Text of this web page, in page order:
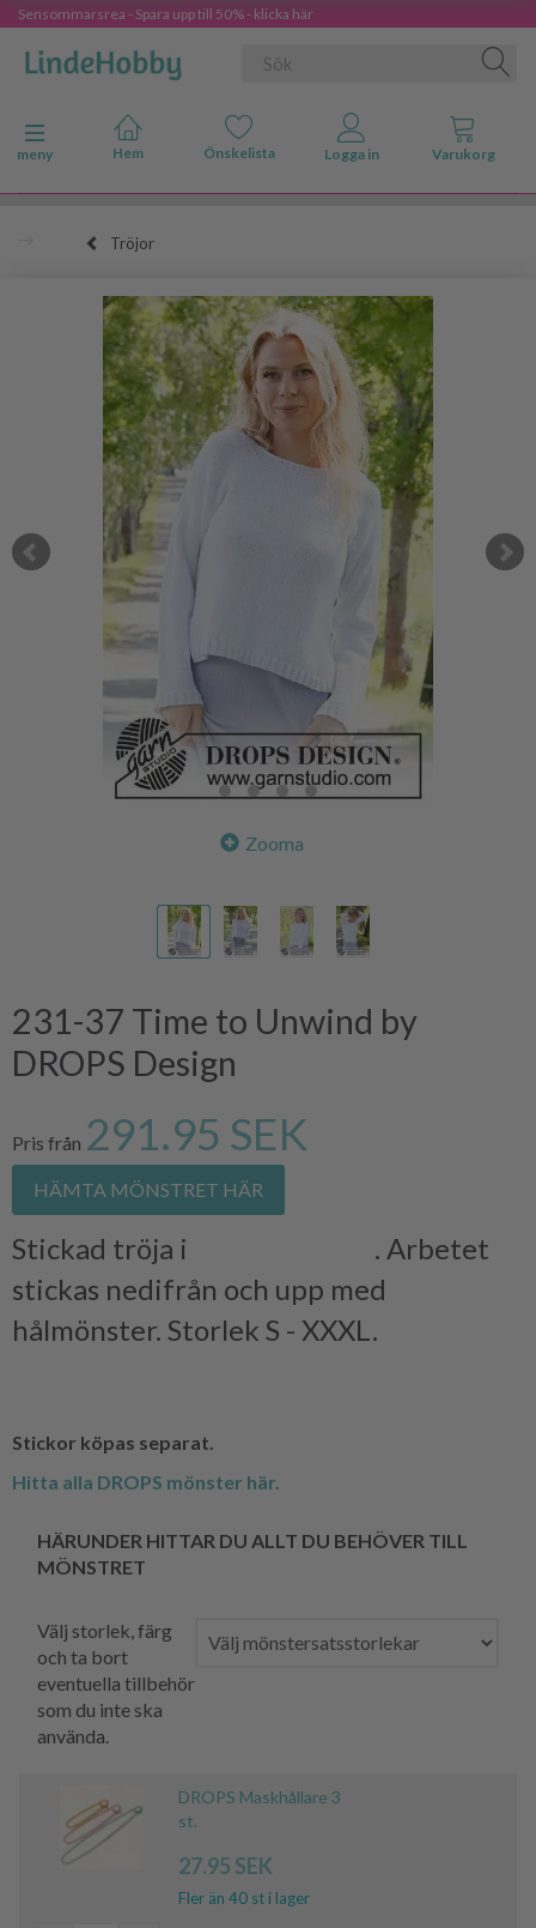
Sensommarsrea - Spara upp till 50% - klicka här
Ändra navigering
meny
Tröjor
Zooma
231-37 Time to Unwind by
DROPS Design
Pris från 291.95 SEK
HÄMTA MÖNSTRET HÄR
Stickad tröja i
. Arbetet
stickas nedifrån och upp med
hålmönster. Storlek S - XXXL.
Stickor köpas separat.
Hitta alla DROPS mönster här.
HÄRUNDER HITTAR DU ALLT DU BEHÖVER TILL
MÖNSTRET
Välj storlek, färg
och ta bort
eventuella tillbehör
som du inte ska
använda.
DROPS Maskhållare 3
st.
27.95 SEK
Fler än 40 st i lager